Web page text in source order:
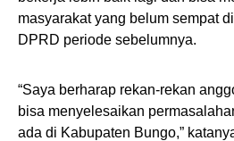
masyarakat yang belum sempat
DPRD periode sebelumnya.
“Saya berharap rekan-rekan
bisa menyelesaikan
ada di Kabupaten Bungo,”